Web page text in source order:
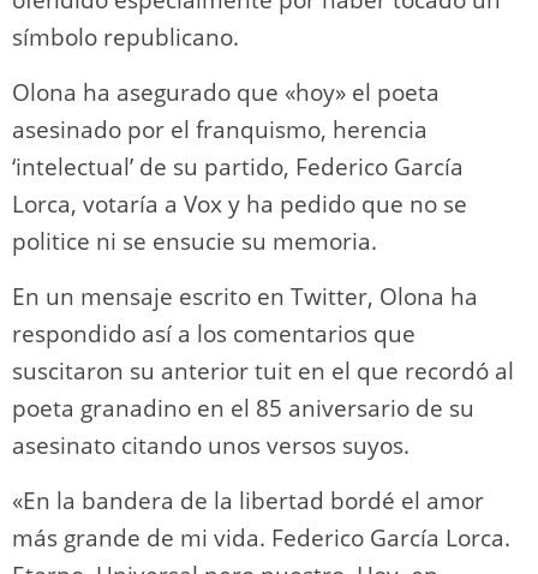
símbolo republicano.
Olona ha asegurado que «hoy» el poeta
asesinado por el franquismo, herencia
‘intelectual’ de su partido, Federico García
Lorca, votaría a Vox y ha pedido que no se
politice ni se ensucie su memoria.
En un mensaje escrito en Twitter, Olona ha
respondido así a los comentarios que
suscitaron su anterior tuit en el que recordó al
poeta granadino en el 85 aniversario de su
asesinato citando unos versos suyos.
«En la bandera de la libertad bordé el amor
más grande de mi vida. Federico García Lorca.